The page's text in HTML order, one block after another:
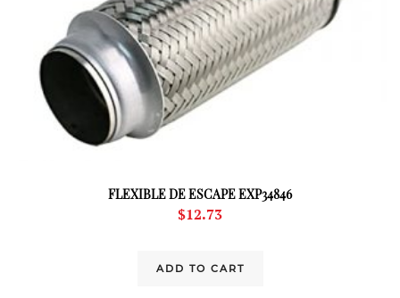
FLEXIBLE DE ESCAPE EXP34846
$12.73
ADD TO CART